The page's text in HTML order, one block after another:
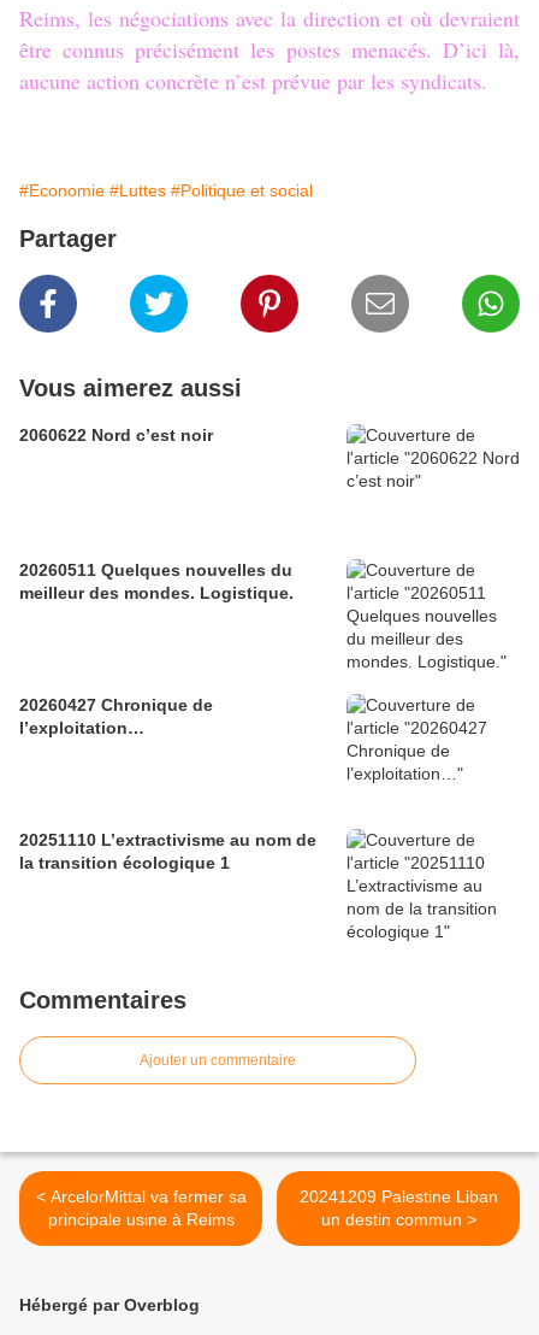
Reims, les négociations avec la direction et où devraient
être connus précisément les postes menacés. D’ici là,
aucune action concrète n’est prévue par les syndicats.
#Economie #Luttes #Politique et social
Partager
Vous aimerez aussi
2060622 Nord c’est noir
20260511 Quelques nouvelles du
meilleur des mondes. Logistique.
20260427 Chronique de
l’exploitation…
20251110 L’extractivisme au nom de
la transition écologique 1
Commentaires
Ajouter un commentaire
< ArcelorMittal va fermer sa
principale usine à Reims
20241209 Palestine Liban
un destin commun >
Hébergé par Overblog